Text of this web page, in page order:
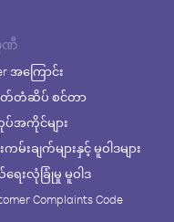
ဏီ
အကြောင်း
တံဆိပ် စင်တာ
အကိုင်များ
မ်းချက်များနှင့် မူဝါဒများ
ေးလုံခြုံမှု မူဝါဒ
Complaints Code